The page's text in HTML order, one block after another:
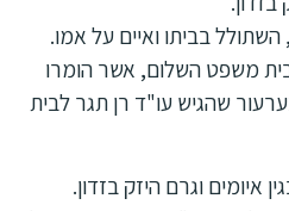
בביתו ואיים על אמו.
משפט השלום, אשר הומרו
בערעור שהגיש עו"ד רן תגר לבית
איומים וגרם היזק בזדון.